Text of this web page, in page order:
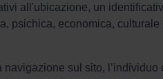
all'ubicazione, un
psichica, economica, culturale
sul sito,